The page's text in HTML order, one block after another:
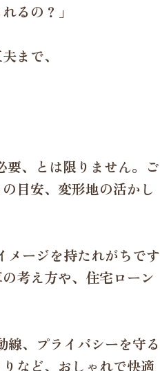
るの？」
まで、
要、とは限りません。ご
目安、変形地の活かし
メージを持たれがちです
考え方や、住宅ローン
、プライバシーを守る
など、おしゃれで快適